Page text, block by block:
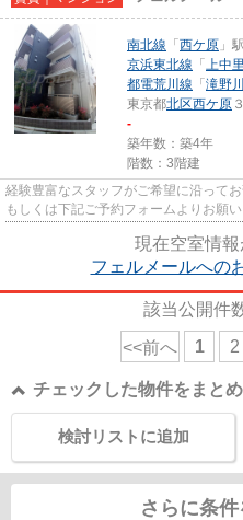
南北線 「 西ケ原 」
京浜東北線 「 上中里
都電荒川線 「 滝野
東京都北区西ケ原
-
築年数：築4年
階数：3階建
経験豊富なスタッフがご希望に沿って
もしくは下記ご予約フォームよりお願い
現在空室情報
フェルメールへの
該当公開件
<<前へ 1 2
チェックした物件をまと
検討リストに追加
さらに条